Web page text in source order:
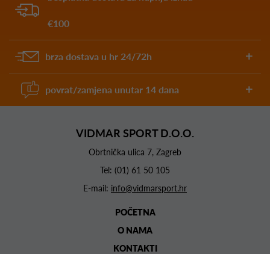
€100
brza dostava u hr 24/72h
povrat/zamjena unutar 14 dana
VIDMAR SPORT D.O.O.
Obrtnička ulica 7, Zagreb
Tel: (01) 61 50 105
E-mail: info@vidmarsport.hr
POČETNA
O NAMA
KONTAKTI